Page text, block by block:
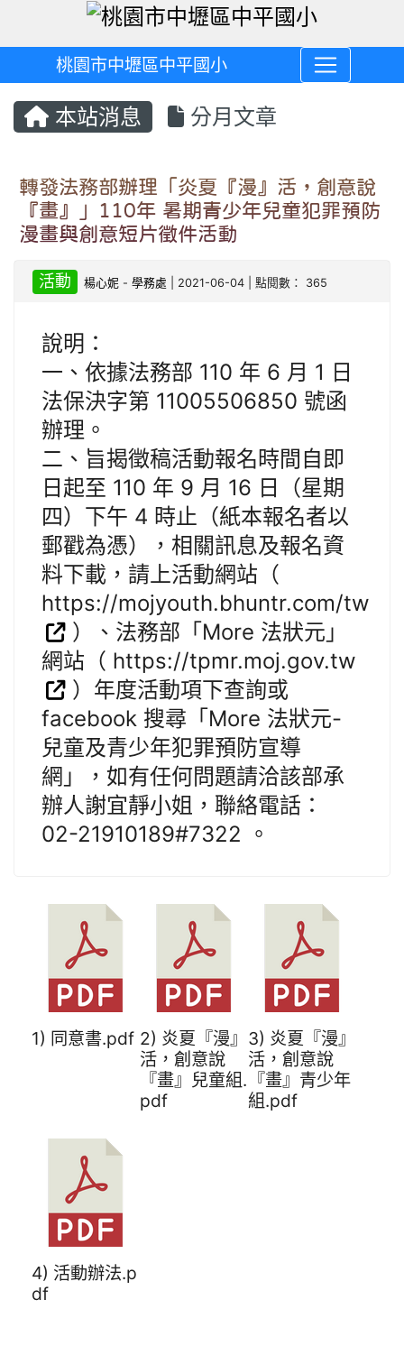
桃園市中壢區中平國小
本站消息 分月文章
轉發法務部辦理「炎夏『漫』活，創意說
『畫』」110年 暑期青少年兒童犯罪預防
漫畫與創意短片徵件活動
活動 楊心妮 -學務處 | 2021-06-04 | 點閱數： 365
說明：
一、依據法務部 110 年 6 月 1 日
法保決字第 11005506850 號函
辦理。
二、旨揭徵稿活動報名時間自即
日起至 110 年 9 月 16 日（星期
四）下午 4 時止（紙本報名者以
郵戳為憑），相關訊息及報名資
料下載，請上活動網站（
https://mojyouth.bhuntr.com/tw
）、法務部「More 法狀元」
網站（ https://tpmr.moj.gov.tw
）年度活動項下查詢或
facebook 搜尋「More 法狀元-
兒童及青少年犯罪預防宣導
網」，如有任何問題請洽該部承
辦人謝宜靜小姐，聯絡電話：
02-21910189#7322 。
1) 同意書.pdf 2) 炎夏『漫』
活，創意說
『畫』兒童組.
pdf
3) 炎夏『漫』
活，創意說
『畫』青少年
組.pdf
4) 活動辦法.p
df